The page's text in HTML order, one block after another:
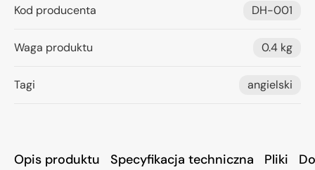
Opis produktu Specyfikacja techniczna Pliki
Kod producenta DH-001
Waga produktu 0.4 kg
Tagi angielski